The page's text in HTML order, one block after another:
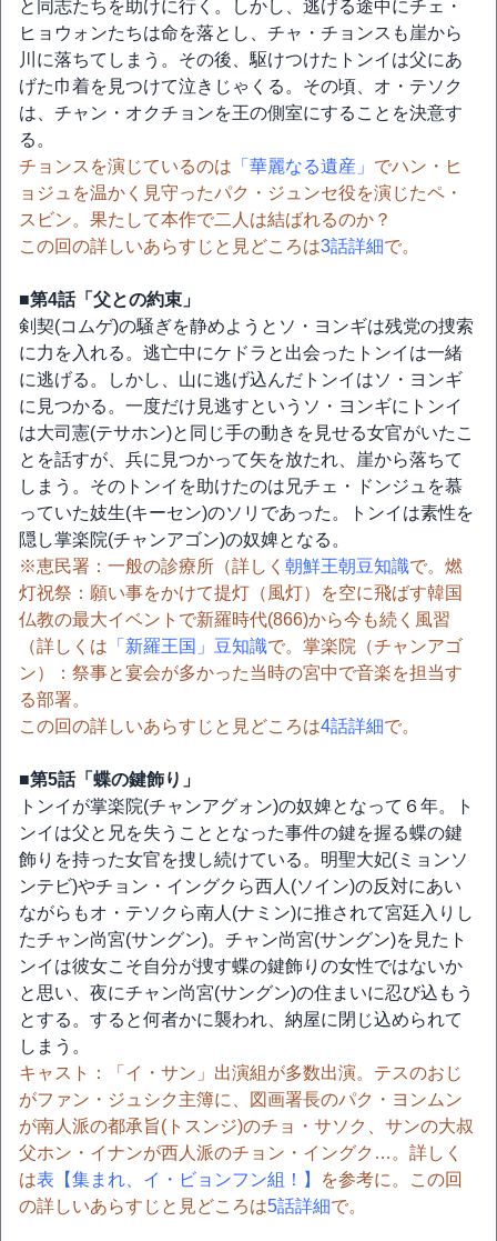
と同志たちを助けに行く。しかし、逃げる途中にチェ・
ヒョウォンたちは命を落とし、チャ・チョンスも崖から
川に落ちてしまう。その後、駆けつけたトンイは父にあ
げた巾着を見つけて泣きじゃくる。その頃、オ・テソク
は、チャン・オクチョンを王の側室にすることを決意す
る。
チョンスを演じているのは 「華麗なる遺産」 でハン・ヒ
ョジュを温かく見守ったパク・ジュンセ役を演じたペ・
スビン。果たして本作で二人は結ばれるのか？
この回の詳しいあらすじと見どころは3話詳細で。
■第4話「父との約束」
剣契(コムゲ)の騒ぎを静めようとソ・ヨンギは残党の捜索
に力を入れる。逃亡中にケドラと出会ったトンイは一緒
に逃げる。しかし、山に逃げ込んだトンイはソ・ヨンギ
に見つかる。一度だけ見逃すというソ・ヨンギにトンイ
は大司憲(テサホン)と同じ手の動きを見せる女官がいたこ
とを話すが、兵に見つかって矢を放たれ、崖から落ちて
しまう。そのトンイを助けたのは兄チェ・ドンジュを慕
っていた妓生(キーセン)のソリであった。トンイは素性を
隠し掌楽院(チャンアゴン)の奴婢となる。
※恵民署：一般の診療所（詳しく 朝鮮王朝豆知識で。燃
灯祝祭：願い事をかけて提灯（風灯）を空に飛ばす韓国
仏教の最大イベントで新羅時代(866)から今も続く風習
（詳しくは 「新羅王国」豆知識で。掌楽院（チャンアゴ
ン）：祭事と宴会が多かった当時の宮中で音楽を担当す
る部署。
この回の詳しいあらすじと見どころは4話詳細で。
■第5話「蝶の鍵飾り」
トンイが掌楽院(チャンアグォン)の奴婢となって６年。ト
ンイは父と兄を失うこととなった事件の鍵を握る蝶の鍵
飾りを持った女官を捜し続けている。明聖大妃(ミョンソ
ンテビ)やチョン・イングクら西人(ソイン)の反対にあい
ながらもオ・テソクら南人(ナミン)に推されて宮廷入りし
たチャン尚宮(サングン)。チャン尚宮(サングン)を見たト
ンイは彼女こそ自分が捜す蝶の鍵飾りの女性ではないか
と思い、夜にチャン尚宮(サングン)の住まいに忍び込もう
とする。すると何者かに襲われ、納屋に閉じ込められて
しまう。
キャスト：「イ・サン」出演組が多数出演。テスのおじ
がファン・ジュシク主簿に、図画署長のパク・ヨンムン
が南人派の都承旨(トスンジ)のチョ・サソク、サンの大叔
父ホン・イナンが西人派のチョン・イングク…。詳しく
は表【集まれ、イ・ビョンフン組！】
を参考に。この回
の詳しいあらすじと見どころは5話詳細で。